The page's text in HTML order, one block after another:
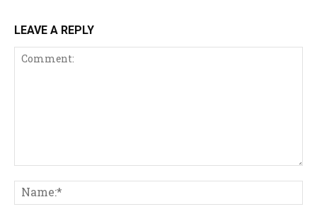
LEAVE A REPLY